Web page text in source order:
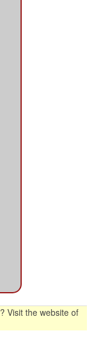
? Visit the website of